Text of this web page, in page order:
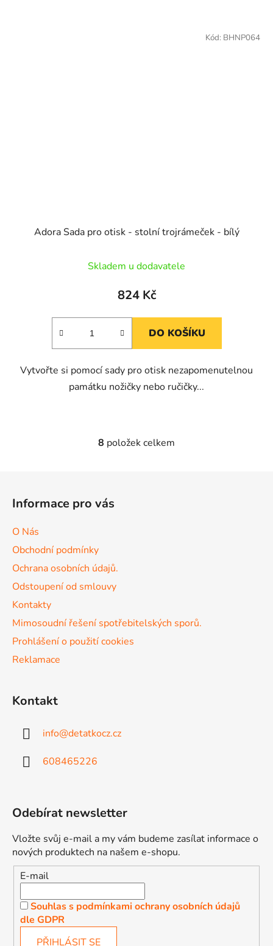
Adora Sada pro otisk - stolní trojrámeček - bílý
Skladem u dodavatele
824 Kč
DO KOŠÍKU
Vytvořte si pomocí sady pro otisk nezapomenutelnou
památku nožičky nebo ručičky...
Kód: BHNP064
O
v
8 položek celkem
Informace pro vás
O Nás
Obchodní podmínky
Ochrana osobních údajů.
Odstoupení od smlouvy
Kontakty
Mimosoudní řešení spotřebitelských sporů.
Prohlášení o použití cookies
Reklamace
Kontakt
info@detatkocz.cz
608465226
Odebírat newsletter
Vložte svůj e-mail a my vám budeme zasílat informace o
nových produktech na našem e-shopu.
E-mail
Souhlas s podmínkami ochrany osobních údajů
dle GDPR
PŘIHLÁSIT SE